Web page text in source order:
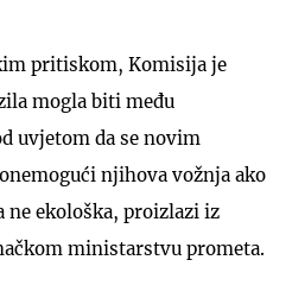
pritiskom, Komisija je
mogla biti među
uvjetom da se novim
njihova vožnja ako
ne ekološka, proizlazi iz
ministarstvu prometa.